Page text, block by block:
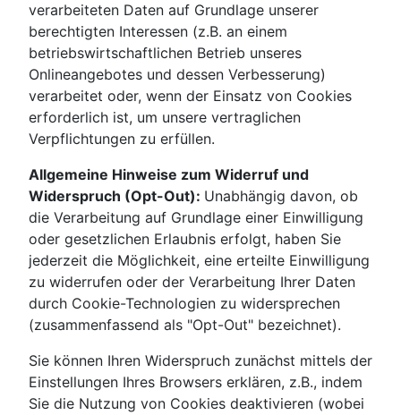
verarbeiteten Daten auf Grundlage unserer
berechtigten Interessen (z.B. an einem
betriebswirtschaftlichen Betrieb unseres
Onlineangebotes und dessen Verbesserung)
verarbeitet oder, wenn der Einsatz von Cookies
erforderlich ist, um unsere vertraglichen
Verpflichtungen zu erfüllen.
Allgemeine Hinweise zum Widerruf und
Widerspruch (Opt-Out): Unabhängig davon, ob
die Verarbeitung auf Grundlage einer Einwilligung
oder gesetzlichen Erlaubnis erfolgt, haben Sie
jederzeit die Möglichkeit, eine erteilte Einwilligung
zu widerrufen oder der Verarbeitung Ihrer Daten
durch Cookie-Technologien zu widersprechen
(zusammenfassend als "Opt-Out" bezeichnet).
Sie können Ihren Widerspruch zunächst mittels der
Einstellungen Ihres Browsers erklären, z.B., indem
Sie die Nutzung von Cookies deaktivieren (wobei